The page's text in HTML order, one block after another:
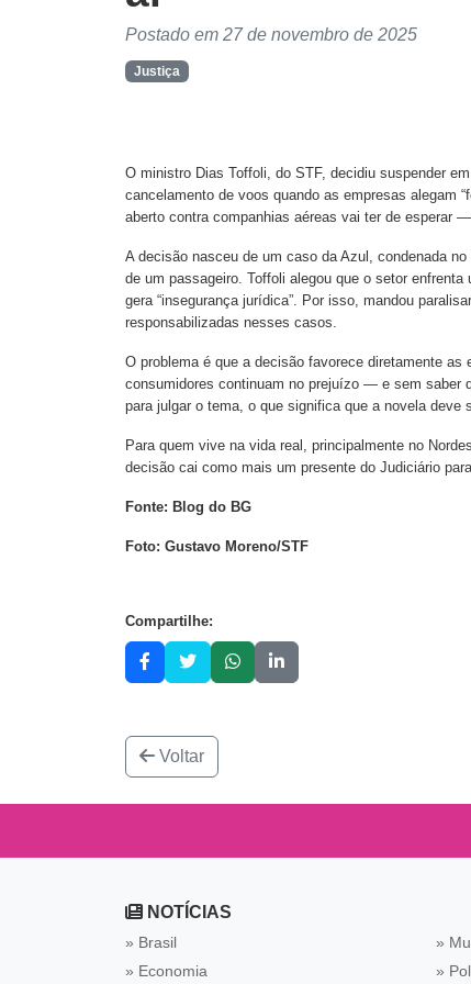
Postado em 27 de novembro de 2025
Justiça
O ministro Dias Toffoli, do STF, decidiu suspender
cancelamento de voos quando as empresas alegam
aberto contra companhias aéreas vai ter de esperar
A decisão nasceu de um caso da Azul, condenada
de um passageiro. Toffoli alegou que o setor
gera “insegurança jurídica”. Por isso, mandou
responsabilizadas nesses casos.
O problema é que a decisão favorece diretamente
consumidores continuam no prejuízo — e sem saber
para julgar o tema, o que significa que a novela deve
Para quem vive na vida real, principalmente no
decisão cai como mais um presente do Judiciário
Fonte: Blog do BG
Foto: Gustavo Moreno/STF
Compartilhe:
Voltar
NOTÍCIAS
» Brasil
» Economia
»
»